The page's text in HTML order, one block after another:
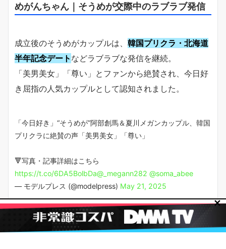
めがんちゃん｜そうめが交際中のラブラブ発信
成立後のそうめがカップルは、 韓国プリクラ・北海道
半年記念デート などラブラブな発信を継続。
「美男美女」「尊い」とファンから絶賛され、今日好
き屈指の人気カップルとして認知されました。
「今日好き」“そうめが”阿部創馬＆夏川メガンカップル、韓国
プリクラに絶賛の声「美男美女」「尊い」
🔻写真・記事詳細はこちら
https://t.co/6DA5BolbDa@_megann282 @soma_abee
— モデルプレス (@modelpress) May 21, 2025
めがんちゃん｜そうめが半年記念デート in 北海
道
✕